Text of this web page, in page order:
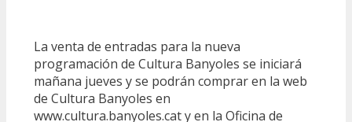
La venta de entradas para la nueva
programación de Cultura Banyoles se iniciará
mañana jueves y se podrán comprar en la web
de Cultura Banyoles en
www.cultura.banyoles.cat y en la Oficina de